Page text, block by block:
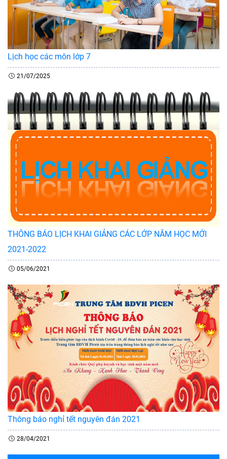
Lịch học các môn lớp 7
21/07/2025
THÔNG BÁO LỊCH KHAI GIẢNG CÁC LỚP NĂM HỌC MỚI
2021-2022
05/06/2021
Thông báo nghỉ tết nguyên đán 2021
28/04/2021